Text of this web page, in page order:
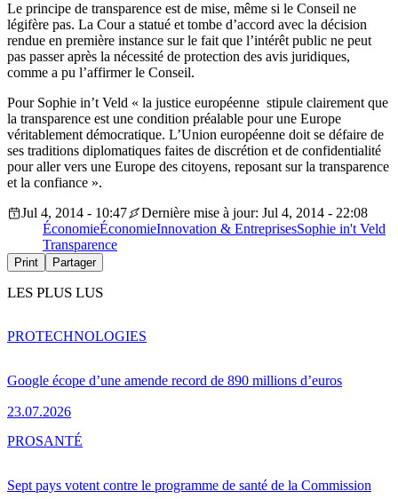
Le principe de transparence est de mise, même si le Conseil ne
légifère pas. La Cour a statué et tombe d’accord avec la décision
rendue en première instance sur le fait que l’intérêt public ne peut
pas passer après la nécessité de protection des avis juridiques,
comme a pu l’affirmer le Conseil.
Pour Sophie in’t Veld « la justice européenne stipule clairement que
la transparence est une condition préalable pour une Europe
véritablement démocratique. L’Union européenne doit se défaire de
ses traditions diplomatiques faites de discrétion et de confidentialité
pour aller vers une Europe des citoyens, reposant sur la transparence
et la confiance ».
Jul 4, 2014 - 10:47
Dernière mise à jour: Jul 4, 2014 - 22:08
ÉconomieÉconomieInnovation & EntreprisesSophie in't Veld
Transparence
Print Partager
LES PLUS LUS
Google écope d’une amende record de 890 millions d’euros
23.07.2026
PROTECHNOLOGIES
Sept pays votent contre le programme de santé de la Commission
PROSANTÉ